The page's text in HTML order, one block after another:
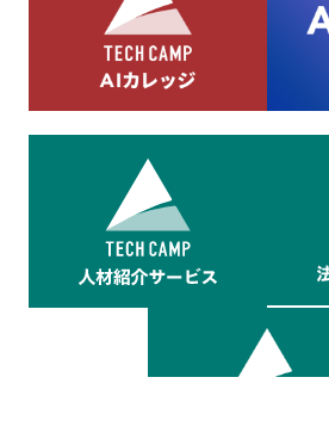
で、広告配信等の目的で利用いたします。